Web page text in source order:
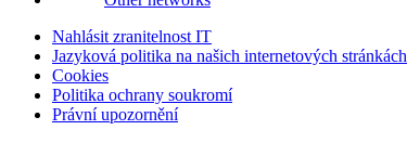
Nahlásit zranitelnost IT
Jazyková politika na našich internetových stránkách
Cookies
Politika ochrany soukromí
Právní upozornění